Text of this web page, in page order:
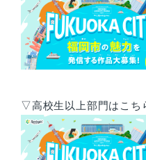
▽高校生以上部門はこち